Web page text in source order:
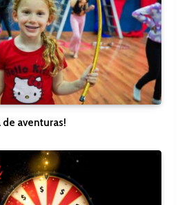
de aventuras!